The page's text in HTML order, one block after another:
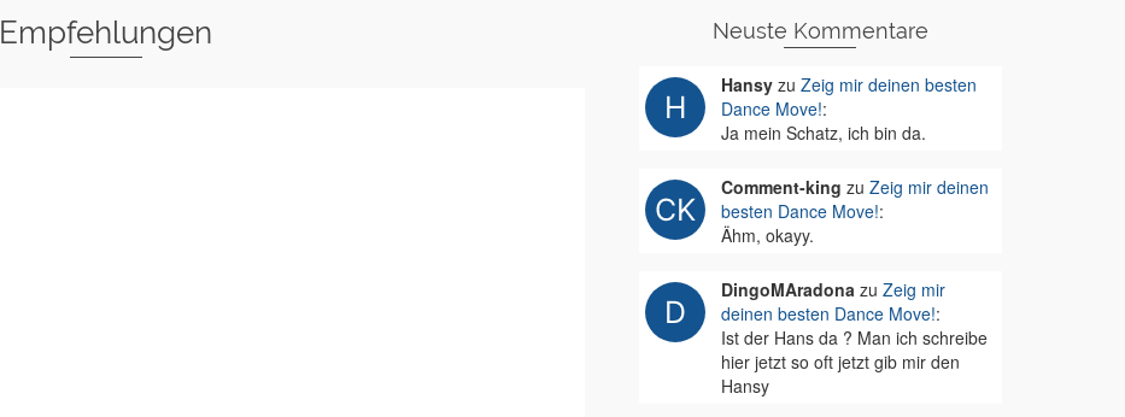
Empfehlungen Neuste Kommentare
Hansyzu Zeig mir deinen besten
Dance Move!:
Ja mein Schatz, ich bin da.
Comment-king zu Zeig mir deinen
besten Dance Move!:
Ähm, okayy.
DingoMAradonazu Zeig mir
deinen besten Dance Move!:
Ist der Hans da ? Man ich schreibe
hier jetzt so oft jetzt gib mir den
Hansy